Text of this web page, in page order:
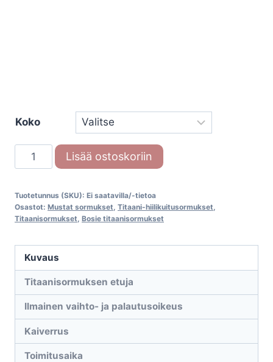
Koko
TICMIR1802Z/5
Titaani-
määrä
Lisää ostoskoriin
Tuotetunnus (SKU): Ei saatavilla/-tietoa
Osastot: Mustat sormukset, Titaani-hiilikuitusormukset,
Titaanisormukset, Bosie titaanisormukset
Kuvaus
Titaanisormuksen etuja
Ilmainen vaihto- ja palautusoikeus
Kaiverrus
Toimitusaika